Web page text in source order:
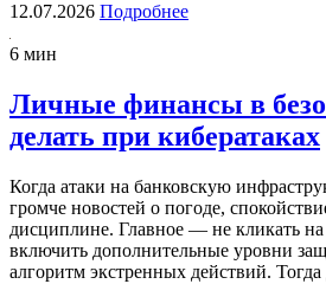
12.07.2026 Подробнее
6 мин
Личные финансы в
делать при кибератаках
Когда атаки на банковскую
громче новостей о погоде,
дисциплине. Главное — не кликать
включить дополнительные уровни
алгоритм экстренных действий.